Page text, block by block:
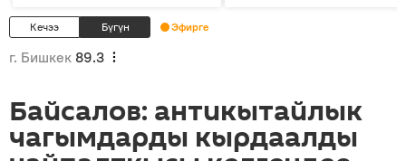
Кечээ Бүгүн Эфирге
г. Бишкек 89.3
Байсалов: антикытайлык
чагымдарды кырдаалды